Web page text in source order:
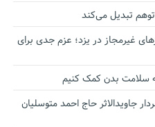
توهم تبدیل می‌کند
غیرمجاز در یزد؛ عزم جدی برای
سلامت بدن کمک کنیم
جاویدالاثر حاج احمد متوسلیان